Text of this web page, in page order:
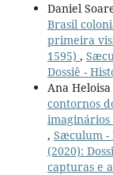
Daniel
Brasil
primeira
1595) ,
Dossiê -
Ana
contornos
imaginários
, Sæculum -
(2020):
capturas e